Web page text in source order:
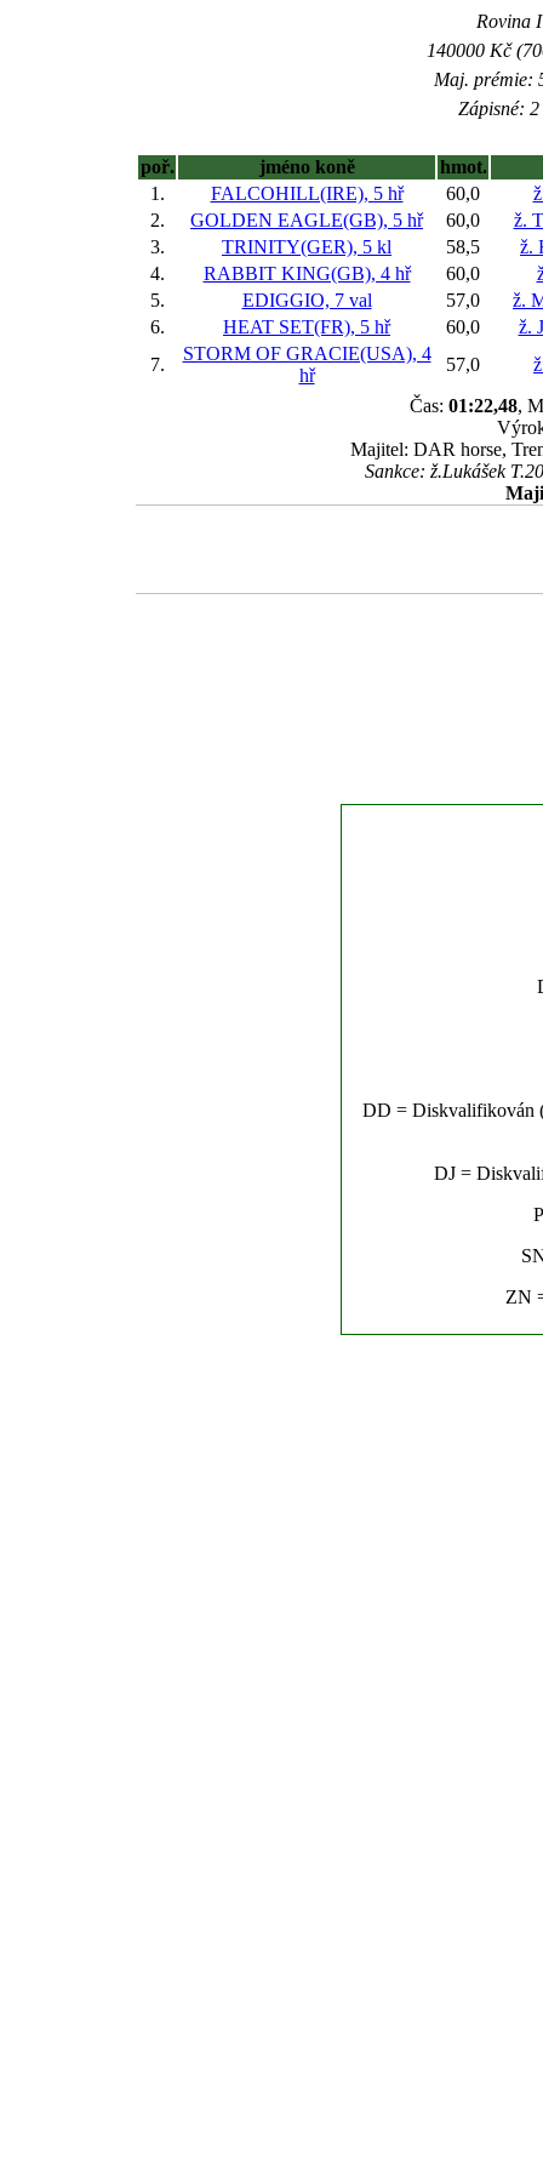
Rovina
140000 Kč
Maj. prémie:
Zápisné:
poř. jméno koně
hmot.
1.
FALCOHILL(IRE), 5 hř 60,0
2.
GOLDEN EAGLE(GB), 5 hř 60,0
ž.
3.
TRINITY(GER), 5 kl 58,5
ž.
4.
RABBIT KING(GB), 4 hř 60,0
5.
EDIGGIO, 7 val 57,0
ž.
6.
HEAT SET(FR), 5 hř 60,0
ž.
7.
STORM OF GRACIE(USA), 4
hř
57,0
Čas: 01:22,48,
Majitel: DAR horse,
Sankce: ž.Lukášek
DD = Diskvalifikován
DJ =
ZN